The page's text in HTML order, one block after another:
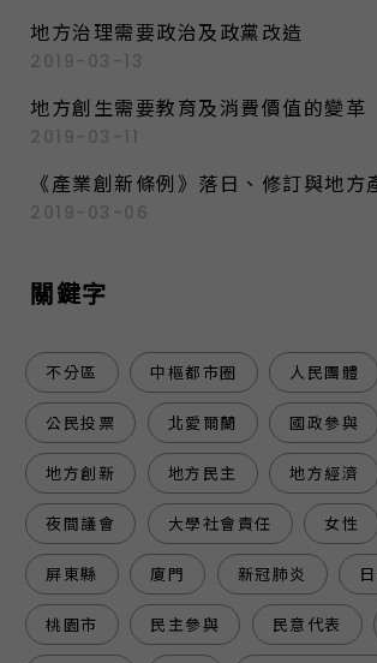
地方治理需要政治及政黨改造
2019-03-13
地方創生需要教育及消費價值的變革
2019-03-11
《產業創新條例》落日、修訂與地方
2019-03-06
關鍵字
不分區 中樞都市圈 人民團體
公民投票 北愛爾蘭 國政參與
地方創新 地方民主 地方經濟
夜間議會 大學社會責任 女性
屏東縣 廈門 新冠肺炎
桃園市 民主參與 民意代表